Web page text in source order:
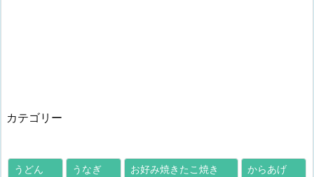
カテゴリー
うどん うなぎ お好み焼きたこ焼き からあげ